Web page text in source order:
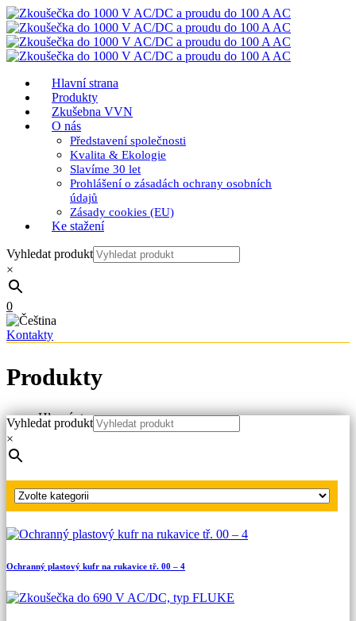
Hlavní strana
Produkty
Zkušebna VVN
O nás
Představení společnosti
Kvalita & Ekologie
Slavíme 30 let
Prohlášení o zásadách ochrany osobních
údajů
Zásady cookies (EU)
Ke stažení
Vyhledat produkt
×
0
Kontakty
Produkty
Hlavní strana
Produkty
Vyhledat produkt
×
Ochranný plastový kufr na rukavice tř. 00 – 4